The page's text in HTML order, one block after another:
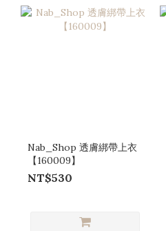
Nab_Shop 透膚綁帶上衣
【160009】
NT$530